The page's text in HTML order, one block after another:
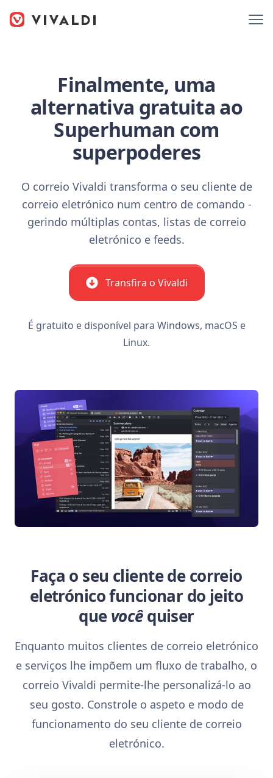
Finalmente, uma
alternativa gratuita ao
Superhuman com
superpoderes
O correio Vivaldi transforma o seu cliente de
correio eletrónico num centro de comando -
gerindo múltiplas contas, listas de correio
eletrónico e feeds.
Transfira o Vivaldi
É gratuito e disponível para Windows, macOS e
Linux.
Faça o seu cliente de correio
eletrónico funcionar do jeito
quevocêquiser
Enquanto muitos clientes de correio eletrónico
e serviços lhe impõem um fluxo de trabalho, o
correio Vivaldi permite-lhe personalizá-lo ao
seu gosto. Constrole o aspeto e modo de
funcionamento do seu cliente de correio
eletrónico.